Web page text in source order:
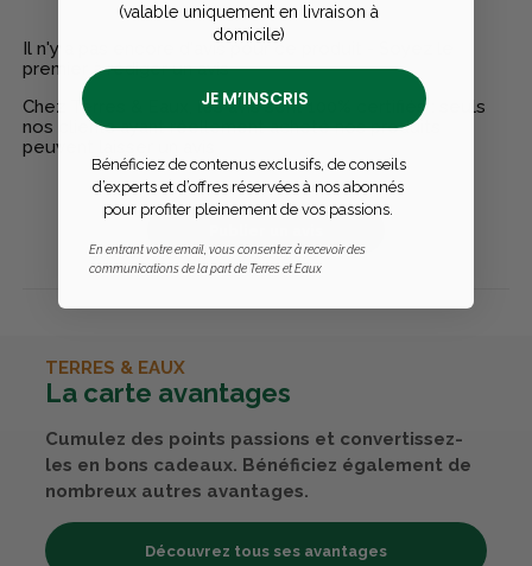
Il n'y a pas encore d'avis pour ce produit - Soyez le
premier à rédiger un avis
Chez Terres & Eaux, les avis sont 100% certifiés : seuls
nos clients ayant réellement acheté nos produits
peuvent laisser un avis
TERRES & EAUX
La carte avantages
Cumulez des points passions et convertissez-
les en bons cadeaux. Bénéficiez également de
nombreux autres avantages.
Découvrez tous ses avantages
(valable uniquement en livraison à
domicile)
JE M’INSCRIS
Bénéficiez de contenus exclusifs, de conseils
d’experts et d’offres réservées à nos abonnés
pour profiter pleinement de vos passions.
En entrant votre email, vous consentez à recevoir des
communications de la part de Terres et Eaux